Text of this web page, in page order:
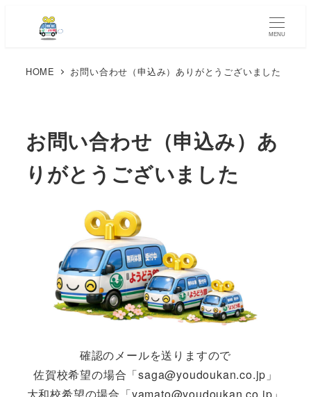
MENU
HOME お問い合わせ（申込み）ありがとうございました
お問い合わせ（申込み）あ
りがとうございました
確認のメールを送りますので
佐賀校希望の場合「saga@youdoukan.co.jp」